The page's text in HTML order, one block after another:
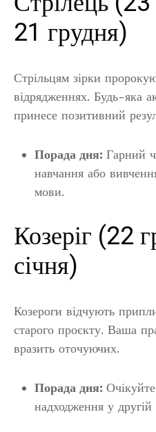
21 грудня)
Стрільцям зірки
відрядженнях. Будь-яка
принесе позитивний
Порада дня: Гарний
навчання або
мови.
Козеріг (22
січня)
Козероги відчують
старого проєкту. Ваша
вразить оточуючих.
Порада дня:
надходження у